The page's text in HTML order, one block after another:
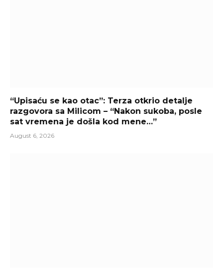
“Upisaću se kao otac”: Terza otkrio detalje
razgovora sa Milicom – “Nakon sukoba, posle
sat vremena je došla kod mene…”
August 6, 2026